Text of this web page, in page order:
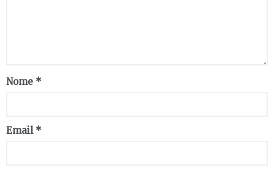
Nome *
Email *